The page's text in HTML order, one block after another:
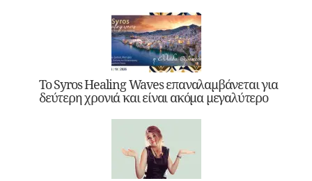
Το Syros Healing Waves επαναλαμβάνεται για
δεύτερη χρονιά και είναι ακόμα μεγαλύτερο